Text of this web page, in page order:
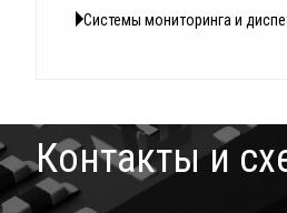
Системы мониторинга и
Контакты и